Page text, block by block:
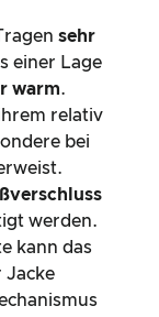
sehr
einer Lage
warm.
relativ
bei
werden.
kann das
Jacke